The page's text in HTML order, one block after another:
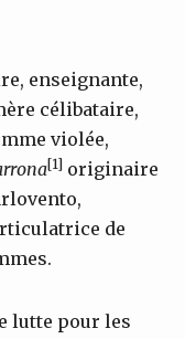
enseignante,
célibataire,
violée,
[1] originaire
de
lutte pour les